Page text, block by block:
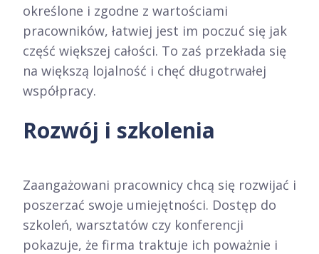
określone i zgodne z wartościami
pracowników, łatwiej jest im poczuć się jak
część większej całości. To zaś przekłada się
na większą lojalność i chęć długotrwałej
współpracy.
Rozwój i szkolenia
Zaangażowani pracownicy chcą się rozwijać i
poszerzać swoje umiejętności. Dostęp do
szkoleń, warsztatów czy konferencji
pokazuje, że firma traktuje ich poważnie i